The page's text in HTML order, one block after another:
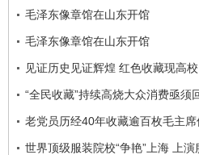
毛泽东像章馆在山东开馆
毛泽东像章馆在山东开馆
见证历史见证辉煌 红色收藏现高校
“全民收藏”持续高烧大众消费亟须
老党员历经40年收藏逾百枚毛主席
世界顶级服装院校“争艳”上海 上演